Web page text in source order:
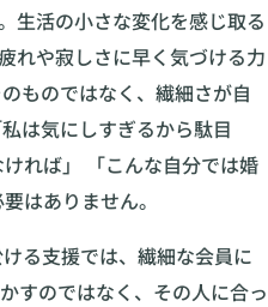
生活の小さな変化を感じ取る
れや寂しさに早く気づける力
ものではなく、繊細さが自
は気にしすぎるから駄目
れば」 「こんな自分では婚
はありません。
る支援では、繊細な会員に
すのではなく、その人に合っ